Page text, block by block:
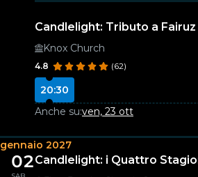
Candlelight: Tributo a Fairuz
Knox Church
4.8 (62)
20:30
Anche su:ven, 23 ott
gennaio 2027
02Candlelight: i Quattro